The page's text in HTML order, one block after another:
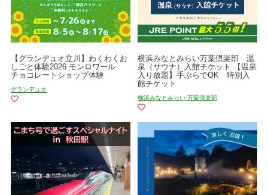
【グランデュオ立川】わくわくお
しごと体験2026 モンロワール
チョコレートショップ体験
グランデュオ
横浜みなとみらい万葉倶楽部 温
泉（サウナ）入館チケット 【温泉
入り放題】手ぶらでOK 特別入
館チケット
横浜みなとみらい 万葉倶楽部